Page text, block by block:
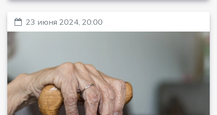
23 июня 2024, 20:00